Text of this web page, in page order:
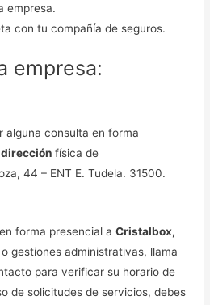
empresa.
con tu compañía de seguros.
empresa:
alguna consulta en forma
direcciónfísica de
44 – ENT E. Tudela. 31500.
forma presencial aCristalbox,
gestiones administrativas, llama
para verificar su horario de
de solicitudes de servicios, debes